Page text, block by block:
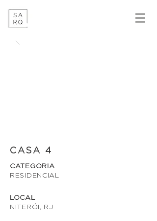
CASA 4
CATEGORIA
RESIDENCIAL
LOCAL
NITERÓI, RJ